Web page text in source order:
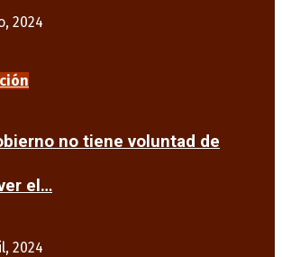
2024
no tiene voluntad de
el…
2024